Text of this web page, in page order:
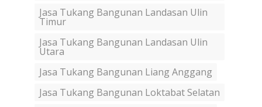
Jasa Tukang Bangunan Landasan Ulin
Timur
Jasa Tukang Bangunan Landasan Ulin
Utara
Jasa Tukang Bangunan Liang Anggang
Jasa Tukang Bangunan Loktabat Selatan